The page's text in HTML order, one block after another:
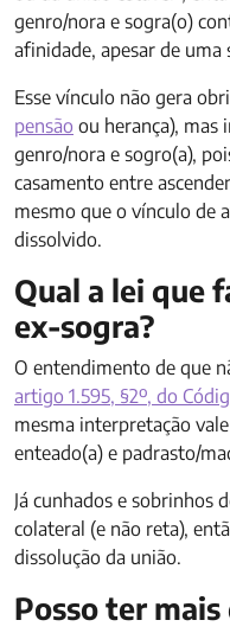
genro/nora e sogra(o)
afinidade, apesar de uma
Esse vínculo não gera
pensão ou herança), mas
genro/nora e sogro(a),
casamento entre
mesmo que o vínculo de
dissolvido.
Qual a lei que
ex-sogra?
O entendimento de que
artigo 1.595, §2º, do
mesma interpretação
enteado(a) e padrasto/
Já cunhados e sobrinhos
colateral (e não reta),
dissolução da união.
Posso ter